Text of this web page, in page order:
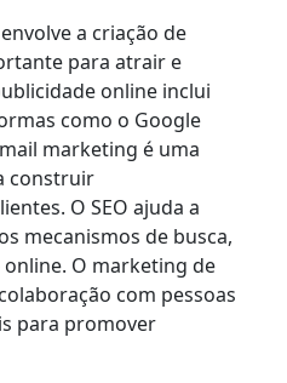
a criação de
para atrair e
online inclui
como o Google
marketing é uma
construir
O SEO ajuda a
mecanismos de busca,
O marketing de
com pessoas
para promover